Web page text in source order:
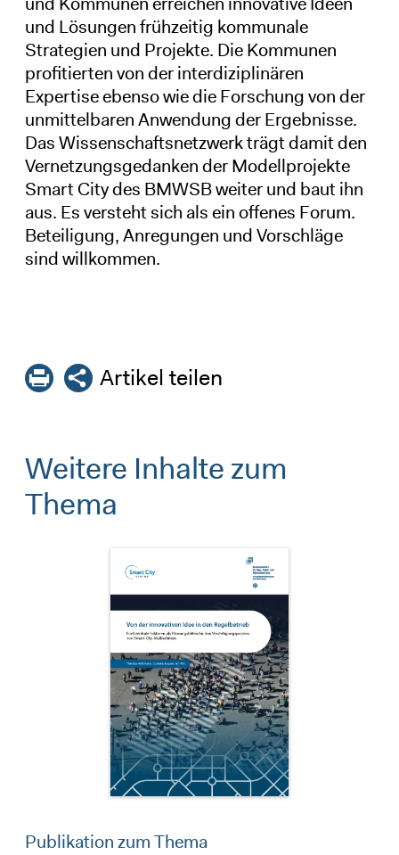
und Lösungen frühzeitig kommunale
Strategien und Projekte. Die Kommunen
profitierten von der interdiziplinären
Expertise ebenso wie die Forschung von der
unmittelbaren Anwendung der Ergebnisse.
Das Wissenschaftsnetzwerk trägt damit den
Vernetzungsgedanken der Modellprojekte
Smart City des BMWSB weiter und baut ihn
aus. Es versteht sich als ein offenes Forum.
Beteiligung, Anregungen und Vorschläge
sind willkommen.
Artikel teilen
Weitere Inhalte zum
Thema
Publikation zum Thema